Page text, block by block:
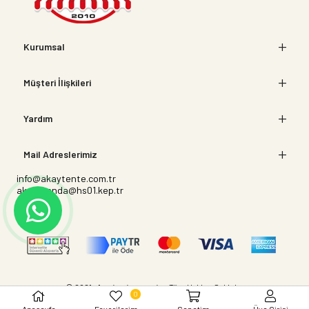
Kurumsal
Müşteri İlişkileri
Yardım
Mail Adreslerimiz
info@akaytente.com.tr
akaybranda@hs01.kep.tr
© 2021akaytente.com.tr- Tüm Hakları Saklıdır.
0